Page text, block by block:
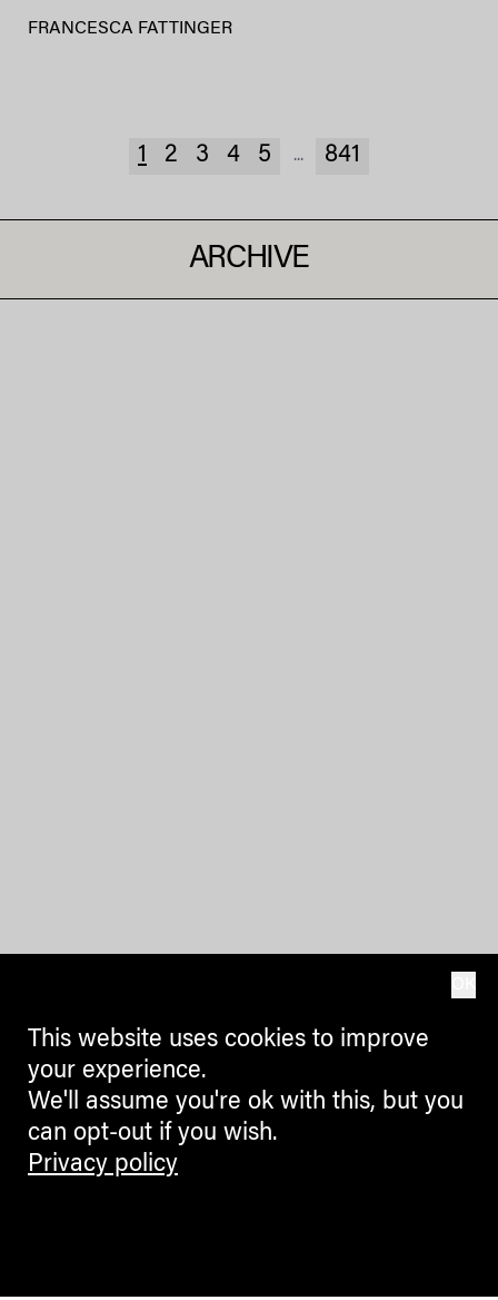
FRANCESCA FATTINGER
1 2 3 4 5 ... 841
ARCHIVE
This website uses cookies to improve
your experience.
We'll assume you're ok with this, but you
can opt-out if you wish.
Privacy policy